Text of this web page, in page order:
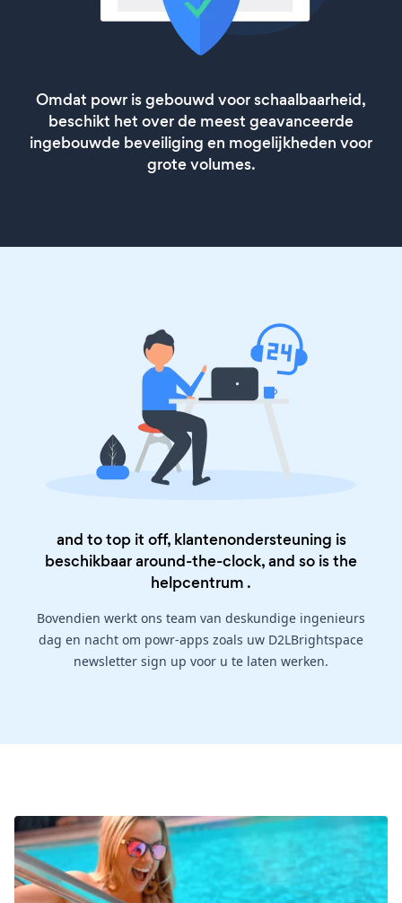
Omdat powr is gebouwd voor schaalbaarheid,
beschikt het over de meest geavanceerde
ingebouwde beveiliging en mogelijkheden voor
grote volumes.
and to top it off, klantenondersteuning is
beschikbaar around-the-clock, and so is the
helpcentrum .
Bovendien werkt ons team van deskundige ingenieurs
dag en nacht om powr-apps zoals uw D2LBrightspace
newsletter sign up voor u te laten werken.